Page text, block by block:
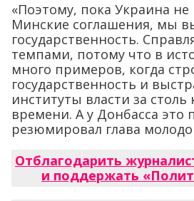
«Поэтому, пока Украина
Минские соглашения, мы
государственность.
темпами, потому что в
много примеров, когда
государственность и
институты власти за
времени. А у Донбасса это
резюмировал глава
Отблагодарить
и поддержать